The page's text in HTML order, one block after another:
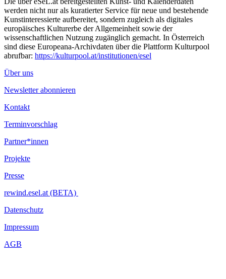
werden nicht nur als kuratierter Service für neue und bestehende
Kunstinteressierte aufbereitet, sondern zugleich als digitales
europäisches Kulturerbe der Allgemeinheit sowie der
wissenschaftlichen Nutzung zugänglich gemacht. In Österreich
sind diese Europeana-Archivdaten über die Plattform Kulturpool
abrufbar: https://kulturpool.at/institutionen/esel
Über uns
Newsletter abonnieren
Kontakt
Terminvorschlag
Partner*innen
Projekte
Presse
rewind.esel.at (BETA)
Datenschutz
Impressum
AGB